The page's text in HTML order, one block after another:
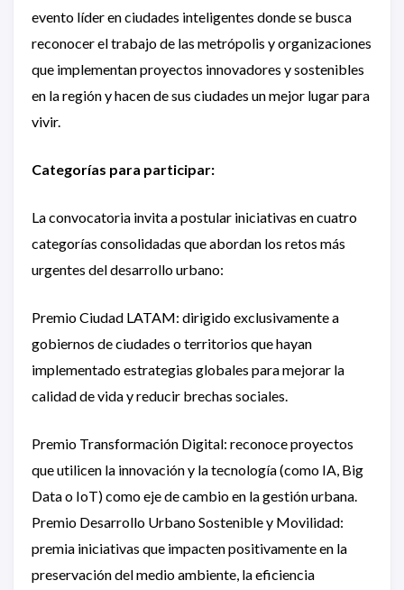
evento líder en ciudades inteligentes donde se busca
reconocer el trabajo de las metrópolis y organizaciones
que implementan proyectos innovadores y sostenibles
en la región y hacen de sus ciudades un mejor lugar para
vivir.
Categorías para participar:
La convocatoria invita a postular iniciativas en cuatro
categorías consolidadas que abordan los retos más
urgentes del desarrollo urbano:
Premio Ciudad LATAM: dirigido exclusivamente a
gobiernos de ciudades o territorios que hayan
implementado estrategias globales para mejorar la
calidad de vida y reducir brechas sociales.
Premio Transformación Digital: reconoce proyectos
que utilicen la innovación y la tecnología (como IA, Big
Data o IoT) como eje de cambio en la gestión urbana.
Premio Desarrollo Urbano Sostenible y Movilidad:
premia iniciativas que impacten positivamente en la
preservación del medio ambiente, la eficiencia